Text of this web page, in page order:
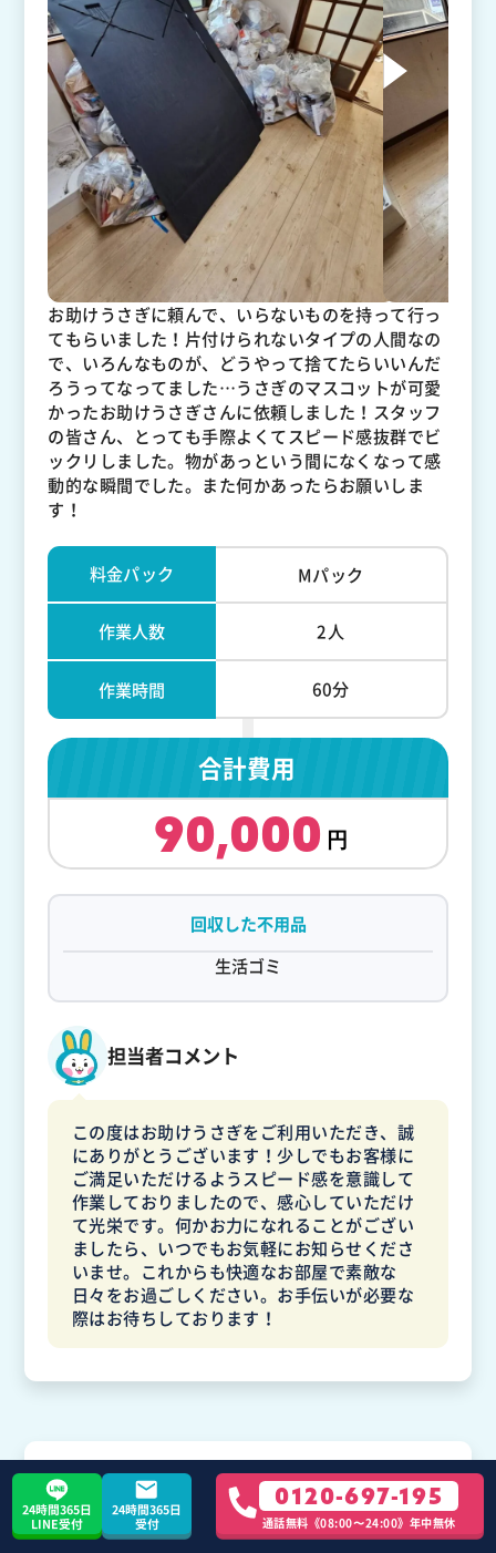
お助けうさぎに頼んで、いらないものを持って行っ
てもらいました！片付けられないタイプの人間なの
で、いろんなものが、どうやって捨てたらいいんだ
ろうってなってました…うさぎのマスコットが可愛
かったお助けうさぎさんに依頼しました！スタッフ
の皆さん、とっても手際よくてスピード感抜群でビ
ックリしました。物があっという間になくなって感
動的な瞬間でした。また何かあったらお願いしま
す！
料金パック Mパック
作業人数 2人
作業時間 60分
合計費用
90,000
回収した不用品
生活ゴミ
担当者コメント
この度はお助けうさぎをご利用いただき、誠
にありがとうございます！少しでもお客様に
ご満足いただけるようスピード感を意識して
作業しておりましたので、感心していただけ
て光栄です。何かお力になれることがござい
ましたら、いつでもお気軽にお知らせくださ
いませ。これからも快適なお部屋で素敵な
日々をお過ごしください。お手伝いが必要な
際はお待ちしております！
ルッコラさん
20代 / 茨城県 / 河内町
不用品回収 1K
24時間365日
LINE受付
24時間365日
受付
0120-697-195
通話無料《08:00〜24:00》年中無休